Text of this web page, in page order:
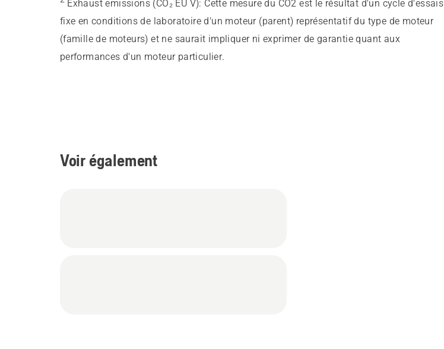
Exhaust emissions (CO₂ EU V): Cette mesure du CO2 est le résultat d'un cycle d'essais
fixe en conditions de laboratoire d'un moteur (parent) représentatif du type de moteur
(famille de moteurs) et ne saurait impliquer ni exprimer de garantie quant aux
performances d'un moteur particulier.
Voir également